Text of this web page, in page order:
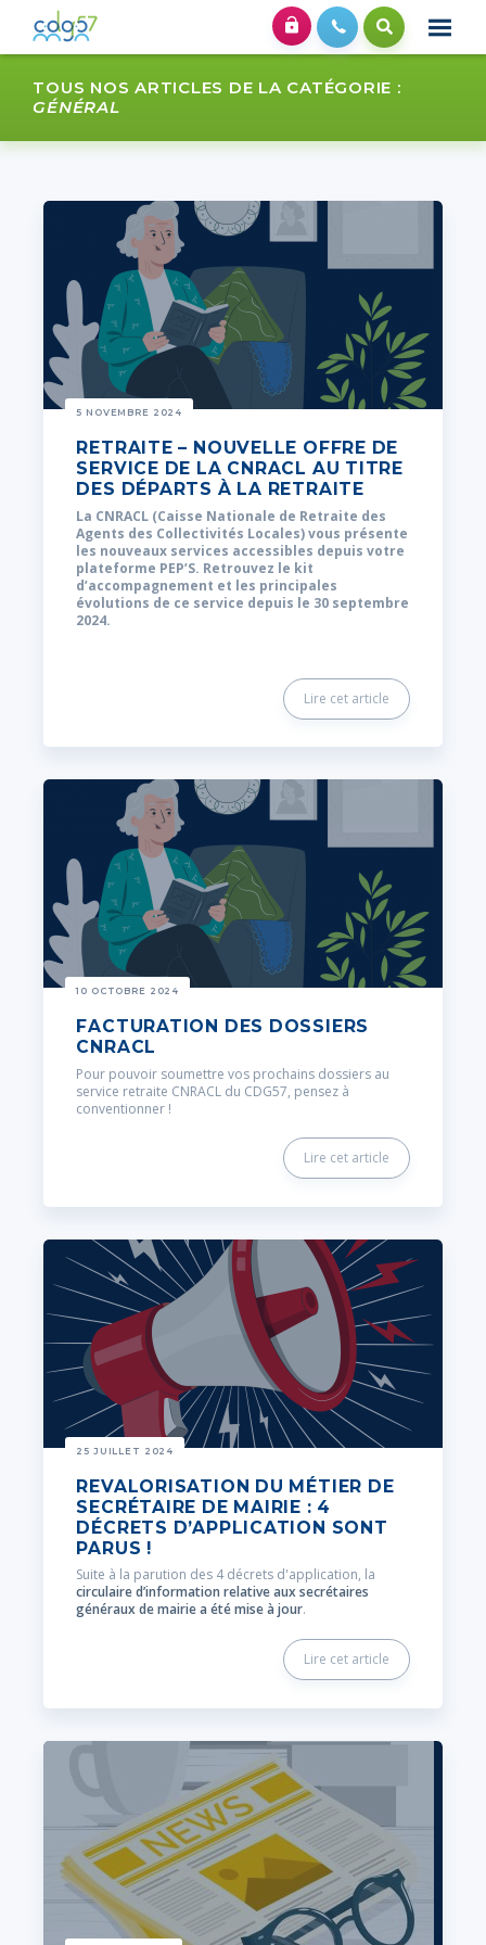
TOUS NOS ARTICLES DE LA CATÉGORIE :
GÉNÉRAL
5 NOVEMBRE 2024
RETRAITE – NOUVELLE OFFRE DE
SERVICE DE LA CNRACL AU TITRE
DES DÉPARTS À LA RETRAITE
La CNRACL (Caisse Nationale de Retraite des
Agents des Collectivités Locales) vous présente
les nouveaux services accessibles depuis votre
plateforme PEP’S. Retrouvez le kit
d’accompagnement et les principales
évolutions de ce service depuis le 30 septembre
2024.
Lire cet article
10 OCTOBRE 2024
FACTURATION DES DOSSIERS
CNRACL
Pour pouvoir soumettre vos prochains dossiers au
service retraite CNRACL du CDG57, pensez à
conventionner !
Lire cet article
25 JUILLET 2024
REVALORISATION DU MÉTIER DE
SECRÉTAIRE DE MAIRIE : 4
DÉCRETS D’APPLICATION SONT
PARUS !
Suite à la parution des 4 décrets d'application, la
circulaire d’information relative aux secrétaires
généraux de mairie a été mise à jour.
Lire cet article